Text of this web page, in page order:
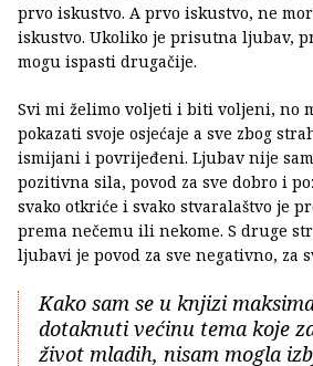
prvo iskustvo. A prvo iskustvo, ne
iskustvo. Ukoliko je prisutna ljubav,
mogu ispasti drugačije.
Svi mi želimo voljeti i biti voljeni, no
pokazati svoje osjećaje a sve zbog
ismijani i povrijeđeni. Ljubav nije
pozitivna sila, povod za sve dobro i
svako otkriće i svako stvaralaštvo je
prema nečemu ili nekome. S druge
ljubavi je povod za sve negativno, za
Kako sam se u knjizi
dotaknuti većinu tema koje
život mladih, nisam mogla